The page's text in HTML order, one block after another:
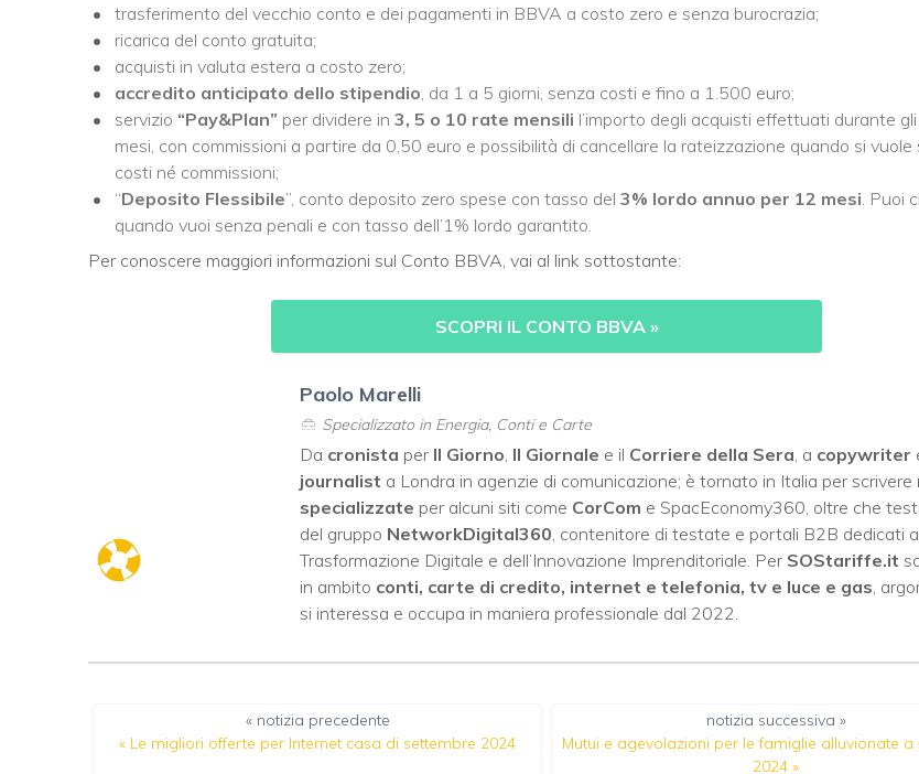
trasferimento del vecchio conto e dei pagamenti in BBVA a costo zero e senza burocrazia;
ricarica del conto gratuita;
acquisti in valuta estera a costo zero;
accredito anticipato dello stipendio , da 1 a 5 giorni, senza costi e fino a 1.500 euro;
servizio “Pay&Plan” per dividere in 3, 5 o 10 rate mensili l’importo degli acquisti effettuati durante
mesi, con commissioni a partire da 0,50 euro e possibilità di cancellare la rateizzazione quando si vuole
costi né commissioni;
“Deposito Flessibile”, conto deposito zero spese con tasso del 3% lordo annuo per 12 mesi . Puoi
quando vuoi senza penali e con tasso dell’1% lordo garantito.
Per conoscere maggiori informazioni sul Conto BBVA, vai al link sottostante:
SCOPRI IL CONTO BBVA »
Paolo Marelli
Specializzato in Energia, Conti e Carte
Da cronista per Il Giorno Il Giornale e il Corriere della Sera , a copywriter
journalist a Londra in agenzie di comunicazione; è tornato in Italia per scrivere
specializzate per alcuni siti come CorCom e SpacEconomy360, oltre che
del gruppo NetworkDigital360 , contenitore di testate e portali B2B dedicati
Trasformazione Digitale e dell’Innovazione Imprenditoriale. Per SOStariffe.it
in ambito conti, carte di credito, internet e telefonia, tv e luce e gas ,
si interessa e occupa in maniera professionale dal 2022.
« notizia precedente
« Le migliori offerte per Internet casa di settembre 2024
notizia successiva »
Mutui e agevolazioni per le famiglie alluvionate a
2024 »